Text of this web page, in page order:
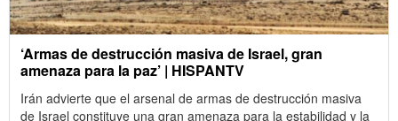
‘Armas de destrucción masiva de Israel, gran
amenaza para la paz’ | HISPANTV
Irán advierte que el arsenal de armas de destrucción masiva
de Israel constituye una gran amenaza para la estabilidad y la